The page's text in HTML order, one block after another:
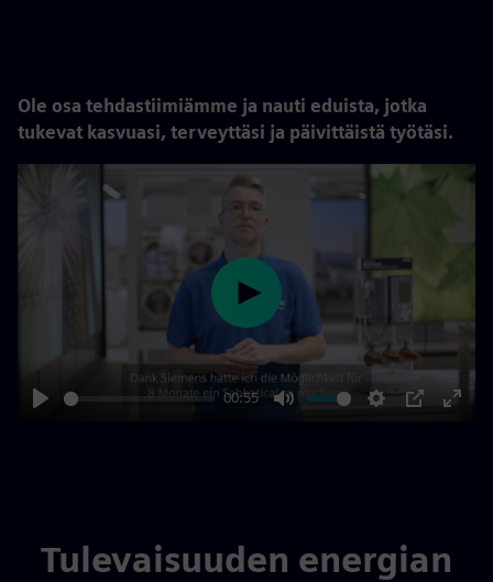
Ole osa tehdastiimiämme ja nauti eduista, jotka
tukevat kasvuasi, terveyttäsi ja päivittäistä työtäsi.
00:55
Play
Tulevaisuuden energian